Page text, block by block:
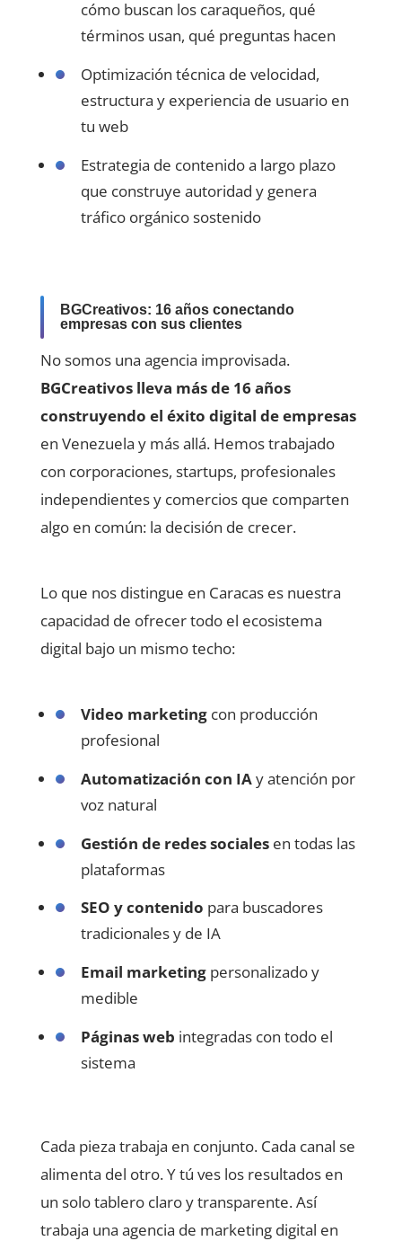
cómo buscan los caraqueños, qué
términos usan, qué preguntas hacen
Optimización técnica de velocidad,
estructura y experiencia de usuario en
tu web
Estrategia de contenido a largo plazo
que construye autoridad y genera
tráfico orgánico sostenido
BGCreativos: 16 años conectando
empresas con sus clientes
No somos una agencia improvisada.
BGCreativos lleva más de 16 años
construyendo el éxito digital de empresas
en Venezuela y más allá. Hemos trabajado
con corporaciones, startups, profesionales
independientes y comercios que comparten
algo en común: la decisión de crecer.
Lo que nos distingue en Caracas es nuestra
capacidad de ofrecer todo el ecosistema
digital bajo un mismo techo:
Video marketing con producción
profesional
Automatización con IAy atención por
voz natural
Gestión de redes sociales en todas las
plataformas
SEO y contenido para buscadores
tradicionales y de IA
Email marketing personalizado y
medible
Páginas web integradas con todo el
sistema
Cada pieza trabaja en conjunto. Cada canal se
alimenta del otro. Y tú ves los resultados en
un solo tablero claro y transparente. Así
trabaja una agencia de marketing digital en